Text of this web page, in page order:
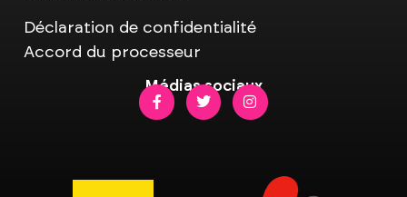
Déclaration de confidentialité
Accord du processeur
Médias sociaux